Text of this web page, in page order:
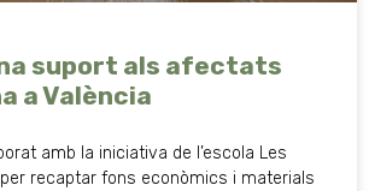
suport als afectats
a València
amb la iniciativa de l’escola Les
per recaptar fons econòmics i materials